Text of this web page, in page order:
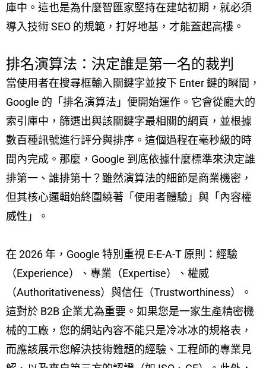
庫中。這也是為什麼智匯家堅持在建站初期，就必須
導入技術 SEO 的規範，打好地基，才能蓋起高樓。
排名演算法：決定誰是第一名的裁判
當使用者在搜尋框輸入關鍵字並按下 Enter 鍵的瞬間，
Google 的「排名演算法」便開始運作。它會從龐大的
索引庫中，篩選出與該關鍵字最相關的網頁，並根據
數百種訊號進行評分與排序。這個過程在毫秒級的時
間內完成。那麼，Google 到底依據什麼標準來決定誰
排第一、誰排第十？雖然演算法的細節是商業機密，
但其核心邏輯始終圍繞著「使用者體驗」與「內容權
威性」。
在 2026 年，Google 特別重視 E-E-A-T 原則：經驗
（Experience）、專業（Expertise）、權威
（Authoritativeness）與信任（Trustworthiness）。
這對於 B2B 企業尤為重要。如果您是一家生產精密機
械的工廠，您的網站內容不能只是冷冰冰的規格表，
而應該展示您解決技術難題的經驗、工程師的專業見